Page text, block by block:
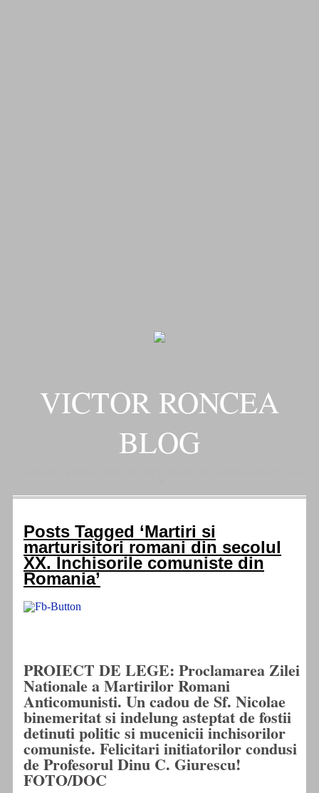
VICTOR RONCEA
BLOG
Posts Tagged ‘Martiri si
marturisitori romani din secolul
XX. Inchisorile comuniste din
Romania’
PROIECT DE LEGE: Proclamarea Zilei
Nationale a Martirilor Romani
Anticomunisti. Un cadou de Sf. Nicolae
binemeritat si indelung asteptat de fostii
detinuti politic si mucenicii inchisorilor
comuniste. Felicitari initiatorilor condusi
de Profesorul Dinu C. Giurescu!
FOTO/DOC